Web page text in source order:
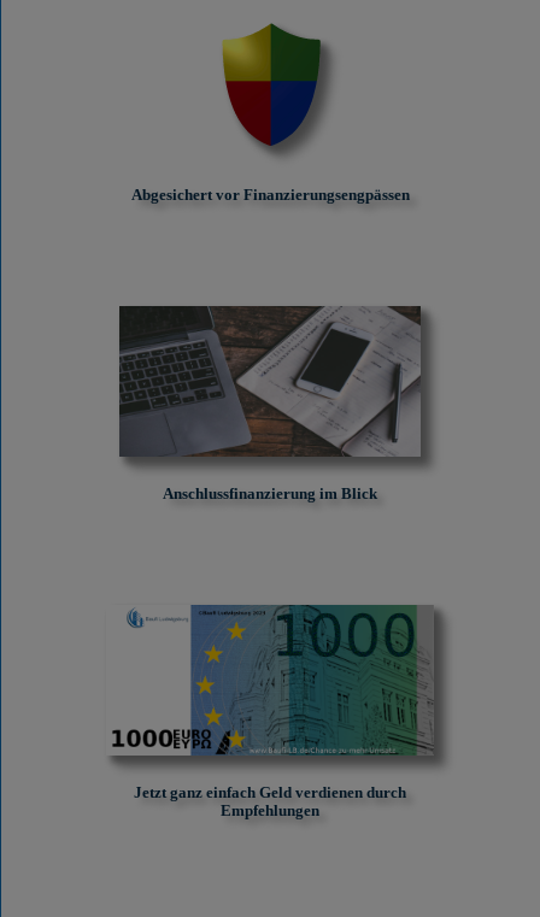
Abgesichert vor Finanzierungs­engpässen
Anschlussfinanzierung im Blick
Jetzt ganz einfach Geld verdienen durch
Empfehlungen